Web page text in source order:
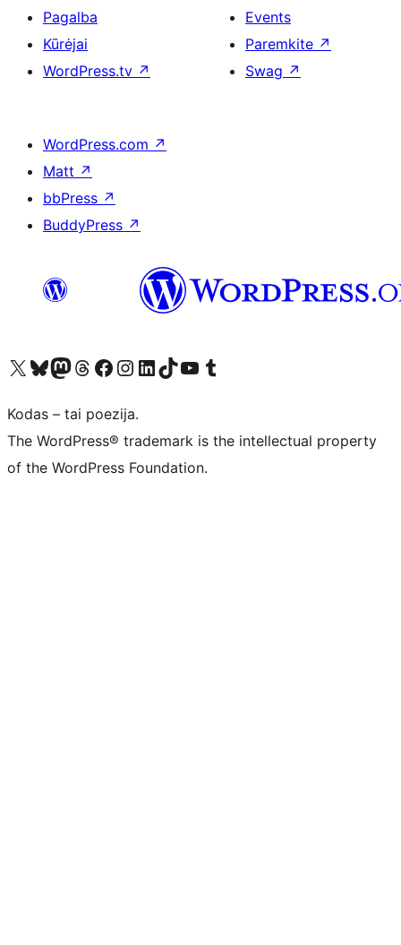
Pagalba
Kūrėjai
WordPress.tv ↗
Events
Paremkite ↗
Swag ↗
WordPress.com ↗
Matt ↗
bbPress ↗
BuddyPress ↗
Visit our X (formerly Twitter) account
Apsilankykite mūsų Bluesky paskyroje
Visit our Mastodon account
Apsilankykite mūsų Threads paskyroje
Visit our Facebook page
Visit our Instagram account
Visit our LinkedIn account
Apsilankykite mūsų TikTok paskyroje
Visit our YouTube channel
Apsilankykite mūsų Tumblr paskyroje
Kodas – tai poezija.
The WordPress® trademark is the intellectual property
of the WordPress Foundation.